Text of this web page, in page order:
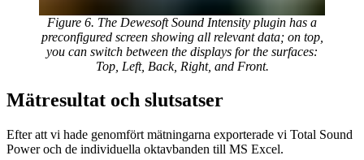
Figure 6. The Dewesoft Sound Intensity plugin has a
preconfigured screen showing all relevant data; on top,
you can switch between the displays for the surfaces:
Top, Left, Back, Right, and Front.
Mätresultat och slutsatser
Efter att vi hade genomfört mätningarna exporterade vi Total Sound
Power och de individuella oktavbanden till MS Excel.